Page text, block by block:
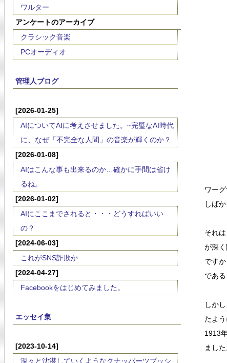
ワルター
アンケートのアーカイブ
クラシック音楽
PCオーディオ
管理人ブログ
[2026-01-25]
AIについてAIに考えさせました。~完璧なAI時代
に、なぜ「不完全な人間」の音楽が輝くのか？
[2026-01-08]
AIはこんな事も出来るのか…確かに手間は省け
るね。
[2026-01-02]
AIにここまでされると・・・どうすればいい
の？
[2024-06-03]
これがSNS詐欺か
[2024-04-27]
Facebookをはじめてみました。
エッセイ集
[2023-10-14]
深々と沈潜していくようなクナッパーツブッシ
ワー
しば
それ
が深く
です
であ
しか
たよ
1913
ました